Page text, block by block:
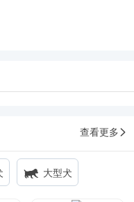
查看更多
大型犬